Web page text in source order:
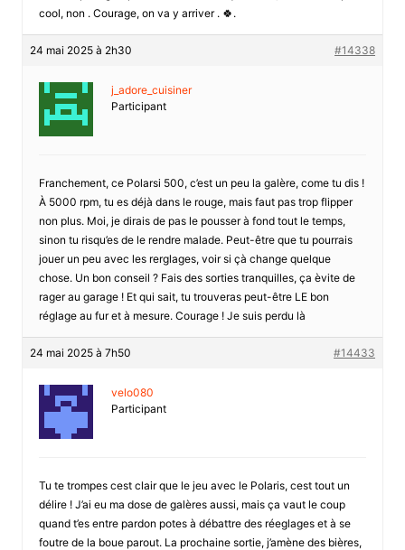
cool, non . Courage, on va y arriver . 🍀.
24 mai 2025 à 2h30 #14338
j_adore_cuisiner
Participant
Franchement, ce Polarsi 500, c’est un peu la galère, come tu dis !
À 5000 rpm, tu es déjà dans le rouge, mais faut pas trop flipper
non plus. Moi, je dirais de pas le pousser à fond tout le temps,
sinon tu risqu’es de le rendre malade. Peut-être que tu pourrais
jouer un peu avec les rerglages, voir si çà change quelque
chose. Un bon conseil ? Fais des sorties tranquilles, ça èvite de
rager au garage ! Et qui sait, tu trouveras peut-être LE bon
réglage au fur et à mesure. Courage ! Je suis perdu là
24 mai 2025 à 7h50 #14433
velo080
Participant
Tu te trompes cest clair que le jeu avec le Polaris, cest tout un
délire ! J’ai eu ma dose de galères aussi, mais ça vaut le coup
quand t’es entre pardon potes à débattre des réeglages et à se
foutre de la boue parout. La prochaine sortie, j’amène des bières,